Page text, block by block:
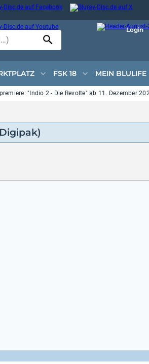
Login
FSK 18 MEIN BLULIFE
"Indio 2 - Die Revolte" ab 11. Dezember